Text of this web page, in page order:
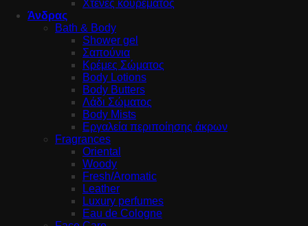
Χτένες κουρέματος
Άνδρας
Bath & Body
Shower gel
Σαπούνια
Κρέμες Σώματος
Body Lotions
Body Butters
Λάδι Σώματος
Body Mists
Εργαλεία περιποίησης άκρων
Fragrances
Oriental
Woody
Fresh/Aromatic
Leather
Luxury perfumes
Eau de Cologne